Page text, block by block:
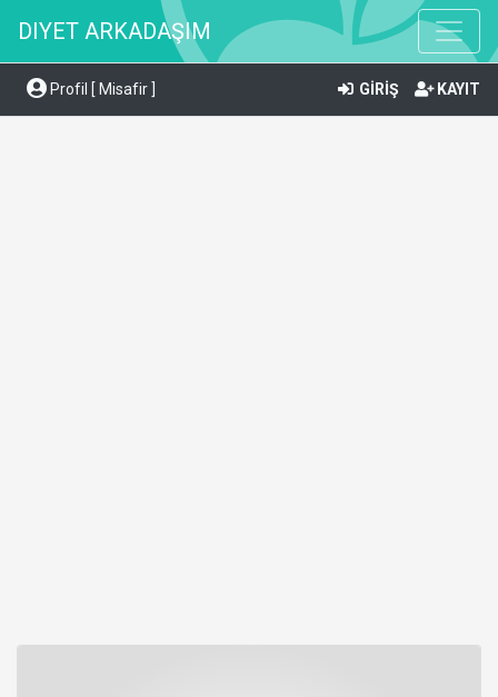
DIYET ARKADAŞIM
Profil [ Misafir ] GİRİŞ KAYIT